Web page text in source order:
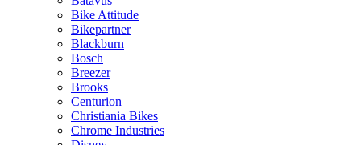
Bike Attitude
Bikepartner
Blackburn
Bosch
Breezer
Brooks
Centurion
Christiania Bikes
Chrome Industries